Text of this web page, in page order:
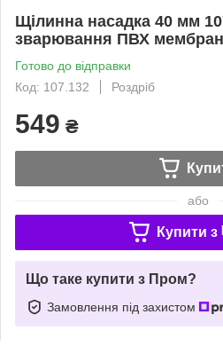
Щілинна насадка 40 мм
зварювання ПВХ
Готово до відправки
Код: 107.132
Роздріб
549 ₴
або
Купити з
Що таке купити з Пром?
Замовлення під захистом